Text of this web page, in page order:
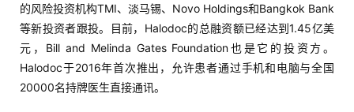
的风险投资机构TMI、淡马锡、Novo Holdings和Bangkok Bank
等新投资者跟投。目前，Halodoc的总融资额已经达到1.45亿美
元，Bill and Melinda Gates Foundation也是它的投资方。
Halodoc于2016年首次推出，允许患者通过手机和电脑与全国
20000名持牌医生直接通讯。